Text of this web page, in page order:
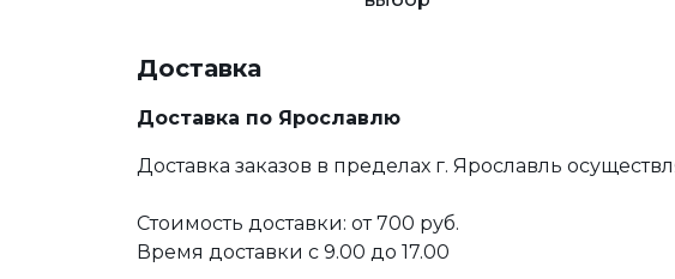
Доставка
Доставка по Ярославлю
Доставка заказов в пределах г. Ярославль
Стоимость доставки: от 700 руб.
Время доставки с 9.00 до 17.00